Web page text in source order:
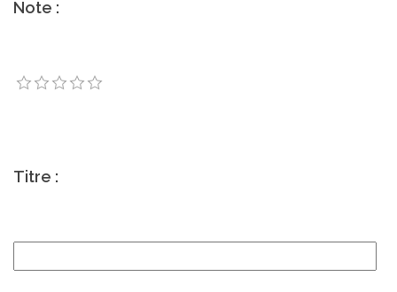
Note :
Titre :